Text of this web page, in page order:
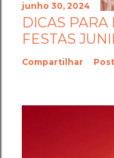
junho 30, 2024
DICAS PARA
FESTAS
Compartilhar